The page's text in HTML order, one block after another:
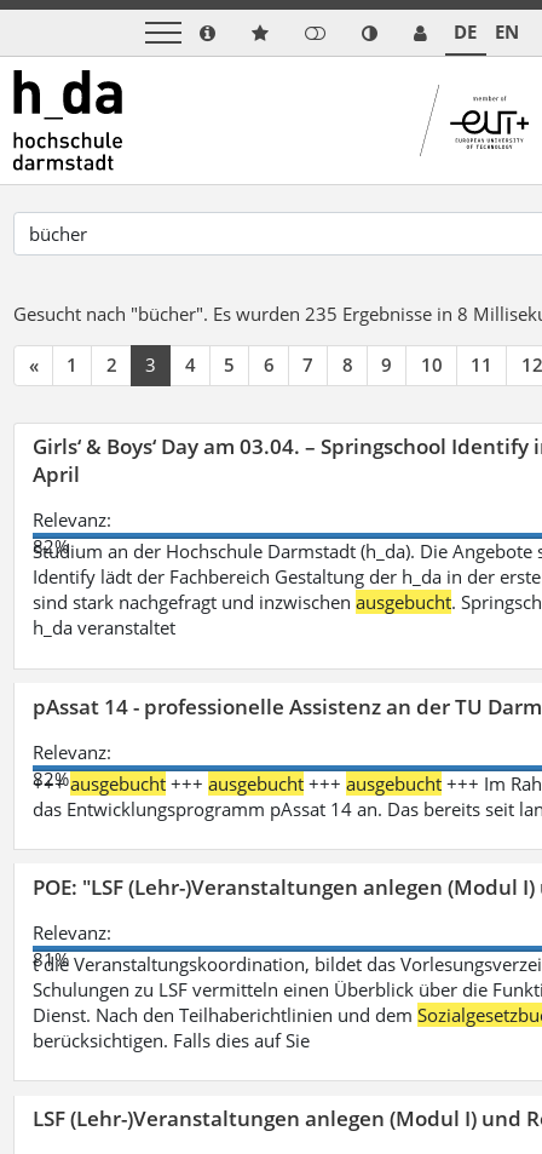
DE EN
Gesucht nach "bücher". Es wurden 235 Ergebnisse in 8
« 1 2 3 4 5 6 7 8 9 10 11 12
Girls‘ & Boys‘ Day am 03.04. – Springschool
April
Relevanz:
82%
Studium an der Hochschule Darmstadt (h_da). Die
Identify lädt der Fachbereich Gestaltung der h_da in der
sind stark nachgefragt und inzwischenausgebucht.
h_da veranstaltet
pAssat 14 - professionelle Assistenz an der TU
Relevanz:
82%
+++ausgebucht +++ausgebucht +++ausgebucht +++ Im
das Entwicklungsprogramm pAssat 14 an. Das bereits seit
POE: "LSF (Lehr-)Veranstaltungen anlegen (Modul
Relevanz:
81%
t die Veranstaltungskoordination, bildet das
Schulungen zu LSF vermitteln einen Überblick über die
Dienst. Nach den Teilhaberichtlinien und dem
berücksichtigen. Falls dies auf Sie
LSF (Lehr-)Veranstaltungen anlegen (Modul I) und